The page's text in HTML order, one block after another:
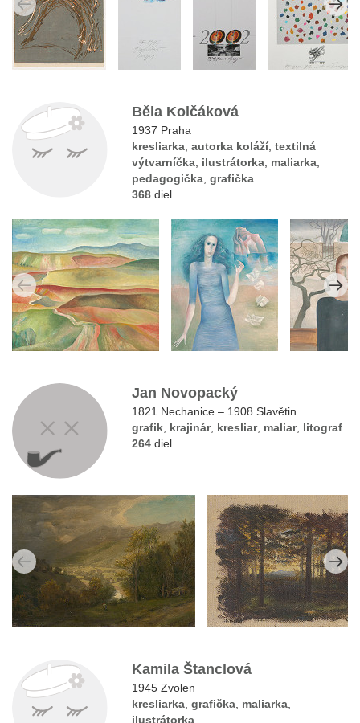
Běla Kolčáková
1937 Praha
kresliarka ,autorka koláží,textilná
výtvarníčka ilustrátorka maliarka
pedagogička ,grafička
368 diel
Jan Novopacký
1821 Nechanice – 1908 Slavětin
grafik krajinár, kresliar, maliar, litograf
264 diel
Kamila Štanclová
1945 Zvolen
kresliarka,grafička, maliarka,
ilustrátorka